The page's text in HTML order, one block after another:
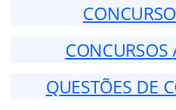
CONCURSOS
QUESTÕES DE